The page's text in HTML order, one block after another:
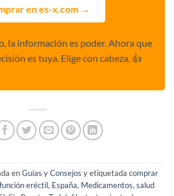
en es-x.com →
la información es poder. Ahora que
es tuya. Elige con cabeza. 👍
enGuías y Consejos y etiquetada comprar
eréctil, España, Medicamentos,salud